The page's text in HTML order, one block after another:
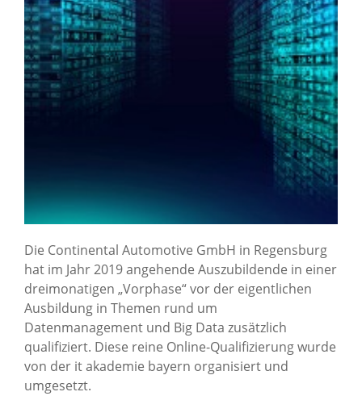
Die Continental Automotive GmbH in Regensburg
hat im Jahr 2019 angehende Auszubildende in einer
dreimonatigen „Vorphase“ vor der eigentlichen
Ausbildung in Themen rund um
Datenmanagement und Big Data zusätzlich
qualifiziert. Diese reine Online-Qualifizierung wurde
von der it akademie bayern organisiert und
umgesetzt.